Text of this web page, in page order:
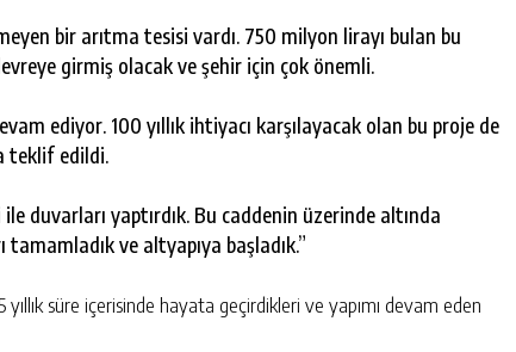
bir arıtma tesisi vardı. 750 milyon lirayı bulan bu
girmiş olacak ve şehir için çok önemli.
ediyor. 100 yıllık ihtiyacı karşılayacak olan bu proje de
teklif edildi.
duvarları yaptırdık. Bu caddenin üzerinde altında
ve altyapıya başladık.”
süre içerisinde hayata geçirdikleri ve yapımı devam eden